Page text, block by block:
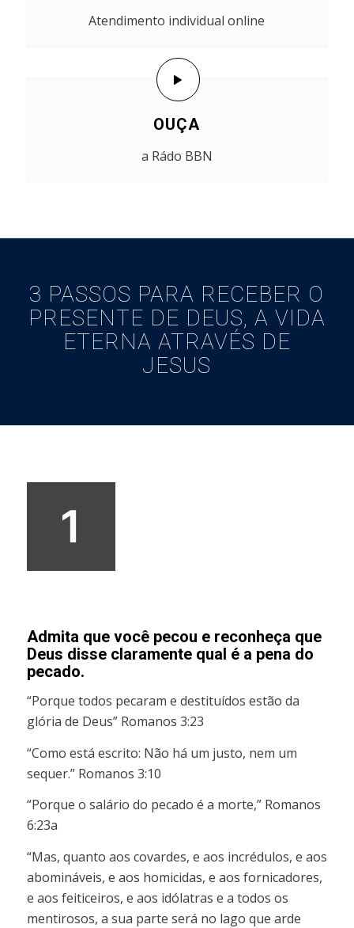
Atendimento individual online
OUÇA
a Rádo BBN
3 PASSOS PARA RECEBER O
PRESENTE DE DEUS, A VIDA
ETERNA ATRAVÉS DE
JESUS
1
Admita que você pecou e reconheça que
Deus disse claramente qual é a pena do
pecado.
“Porque todos pecaram e destituídos estão da
glória de Deus” Romanos 3:23
“Como está escrito: Não há um justo, nem um
sequer.” Romanos 3:10
“Porque o salário do pecado é a morte,” Romanos
6:23a
“Mas, quanto aos covardes, e aos incrédulos, e aos
abomináveis, e aos homicidas, e aos fornicadores,
e aos feiticeiros, e aos idólatras e a todos os
mentirosos, a sua parte será no lago que arde